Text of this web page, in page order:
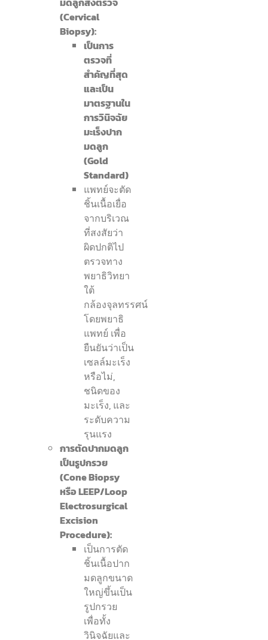
(Cervical
Biopsy):
เป็นการ
ตรวจที่
สำคัญที่สุด
และเป็น
มาตรฐานใน
การวินิจฉัย
มะเร็งปาก
มดลูก
(Gold
Standard)
แพทย์จะตัด
ชิ้นเนื้อเยื่อ
จากบริเวณ
ที่สงสัยว่า
ผิดปกติไป
ตรวจทาง
พยาธิวิทยา
ใต้
กล้องจุลทรรศน์
โดยพยาธิ
แพทย์ เพื่อ
ยืนยันว่าเป็น
เซลล์มะเร็ง
หรือไม่,
ชนิดของ
มะเร็ง, และ
ระดับความ
รุนแรง
การตัดปากมดลูก
เป็นรูปกรวย
(Cone Biopsy
หรือ LEEP/Loop
Electrosurgical
Excision
Procedure):
เป็นการตัด
ชิ้นเนื้อปาก
มดลูกขนาด
ใหญ่ขึ้นเป็น
รูปกรวย
เพื่อทั้ง
วินิจฉัยและ